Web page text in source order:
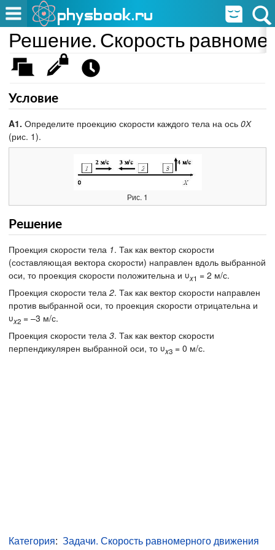
Решение. Скорость
Условие
A1. Определите проекцию скорости каждого тела на ось 0Х
(рис. 1).
Рис. 1
Решение
Проекция скорости тела 1. Так как вектор скорости
(составляющая вектора скорости) направлен вдоль выбранной
оси, то проекция скорости положительна и υx1 = 2 м/с.
Проекция скорости тела 2. Так как вектор скорости направлен
против выбранной оси, то проекция скорости отрицательна и
υx2 = –3 м/с.
Проекция скорости тела 3. Так как вектор скорости
перпендикулярен выбранной оси, то υx3 = 0 м/с.
Категория: Задачи. Скорость равномерного движения